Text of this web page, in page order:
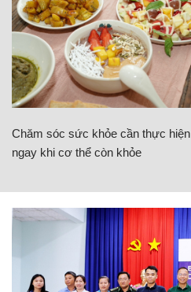
Chăm sóc sức khỏe cần thực hiện
ngay khi cơ thể còn khỏe